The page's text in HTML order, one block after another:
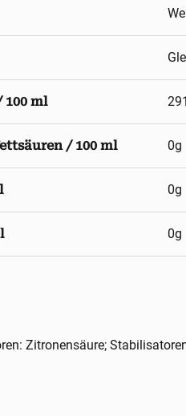
ml
/ 100 ml 0g
0g
0g
Zitronensäure;